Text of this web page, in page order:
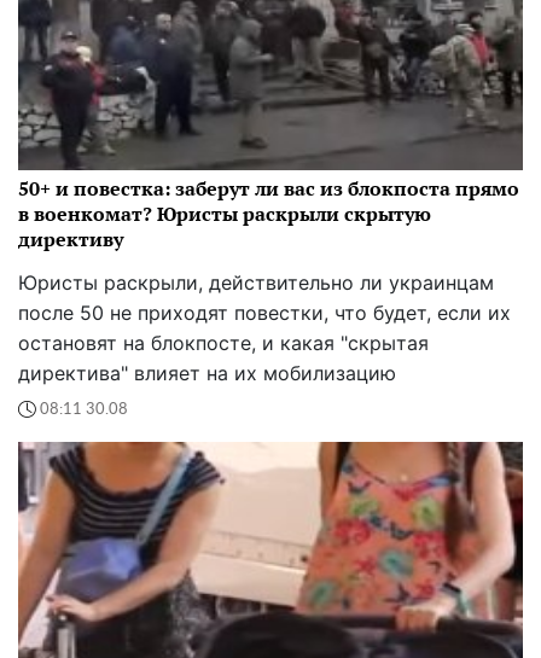
50+ и повестка: заберут ли вас из блокпоста прямо
в военкомат? Юристы раскрыли скрытую
директиву
Юристы раскрыли, действительно ли украинцам
после 50 не приходят повестки, что будет, если их
остановят на блокпосте, и какая "скрытая
директива" влияет на их мобилизацию
08:11 30.08